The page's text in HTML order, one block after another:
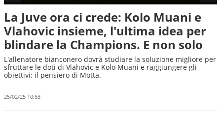
La Juve ora ci crede: Kolo Muani e
Vlahovic insieme, l'ultima idea per
blindare la Champions. E non solo
L'allenatore bianconero dovrà studiare la soluzione migliore per
sfruttare le doti di Vlahovic e Kolo Muani e raggiungere gli
obiettivi: il pensiero di Motta.
25/02/25 10:53